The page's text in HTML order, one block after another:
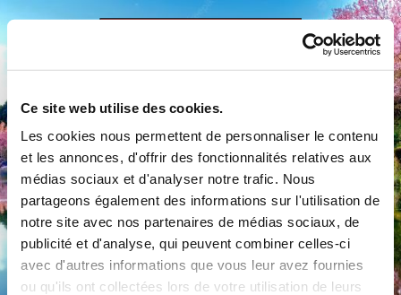
Ce site web utilise des cookies.
Les cookies nous permettent de personnaliser le contenu
et les annonces, d'offrir des fonctionnalités relatives aux
médias sociaux et d'analyser notre trafic. Nous
partageons également des informations sur l'utilisation de
notre site avec nos partenaires de médias sociaux, de
publicité et d'analyse, qui peuvent combiner celles-ci
avec d'autres informations que vous leur avez fournies
ou qu'ils ont collectées lors de votre utilisation de leurs
Commune de Préty